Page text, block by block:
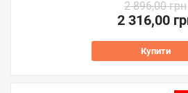
2 896,00 грн
2 316,00
Купити